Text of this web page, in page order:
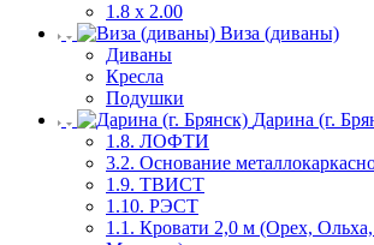
1.8 х 2.00
Виза (диваны)
Диваны
Кресла
Подушки
Дарина (г.
1.8. ЛОФТИ
3.2. Основание
1.9. ТВИСТ
1.10. РЭСТ
1.1. Кровати 2,0 м (Орех,